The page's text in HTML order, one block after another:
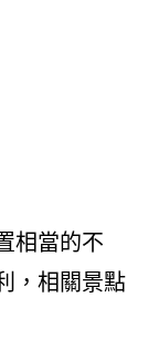
相當的不
，相關景點